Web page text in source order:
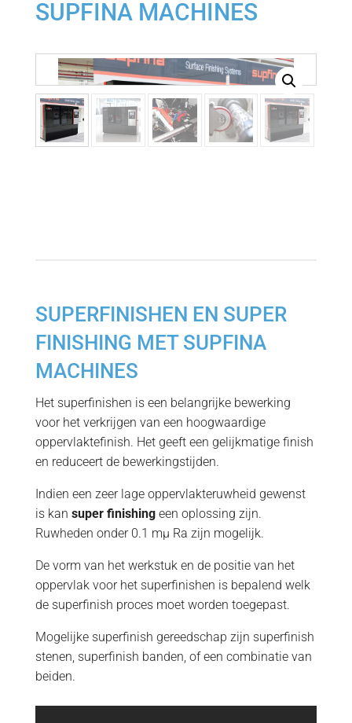
SUPFINA MACHINES
SUPERFINISHEN EN SUPER
FINISHING MET SUPFINA
MACHINES
Het superfinishen is een belangrijke bewerking
voor het verkrijgen van een hoogwaardige
oppervlaktefinish. Het geeft een gelijkmatige finish
en reduceert de bewerkingstijden.
Indien een zeer lage oppervlakteruwheid gewenst
is kan super finishingeen oplossing zijn.
Ruwheden onder 0.1 mµ Ra zijn mogelijk.
De vorm van het werkstuk en de positie van het
oppervlak voor het superfinishen is bepalend welk
de superfinish proces moet worden toegepast.
Mogelijke superfinish gereedschap zijn superfinish
stenen, superfinish banden, of een combinatie van
beiden.